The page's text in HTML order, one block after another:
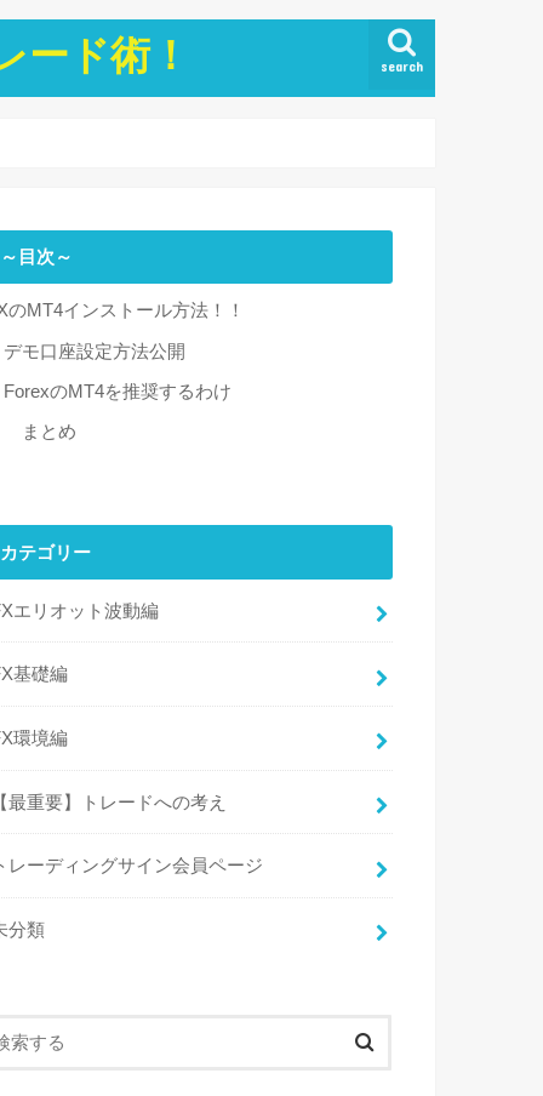
ド術！ search
～目次～
のMT4インストール方法！！
デモ口座設定方法公開
ForexのMT4を推奨するわけ
まとめ
カテゴリー
エリオット波動編
基礎編
環境編
最重要】トレードへの考え
レーディングサイン会員ページ
分類